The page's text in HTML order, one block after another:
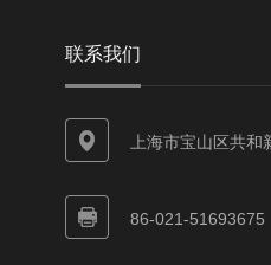
联系我们
上海市宝山区共
86-021-51693675